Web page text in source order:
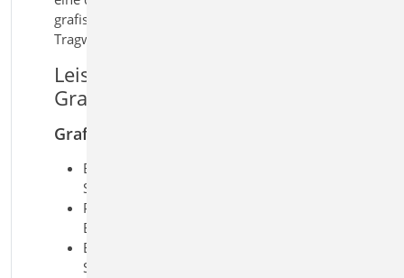
grafische Aufbereitung und Ausgabe Ihrer
Tragwerksplanung.
Leistungsmerkmale E010
Grafikelemente und Pläne
Grafikelemente
Erstellung von 2D-Zeichungen in
Sichten
Platzierung von Texten und
Beschriftungen mit Elementbezug
Erzeugung von Maßketten für
Strecken und Winkel